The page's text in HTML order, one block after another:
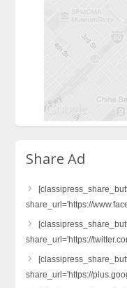
Share Ad
share_url='https://
share_url='https://
share_url='https://